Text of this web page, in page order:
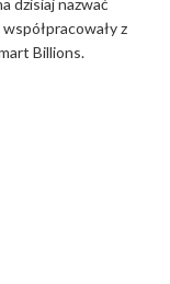
dzisiaj nazwać
z
Billions.